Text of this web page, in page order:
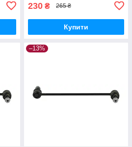
230 ₴ 265 ₴
Купити
–13%